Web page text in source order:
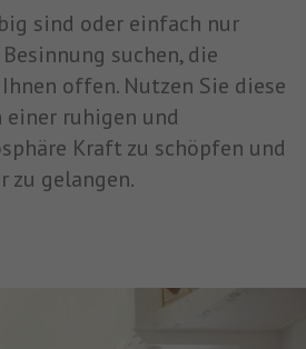
sind oder einfach nur
suchen, die
offen. Nutzen Sie diese
einer ruhigen und
Kraft zu schöpfen und
zu gelangen.
Cookie wird verwendet, um Ihre
Einstellungen für diese Website zu
über ihre Nutzung sammeln und
des Nutzers zu überwachen und
zu erstellen.